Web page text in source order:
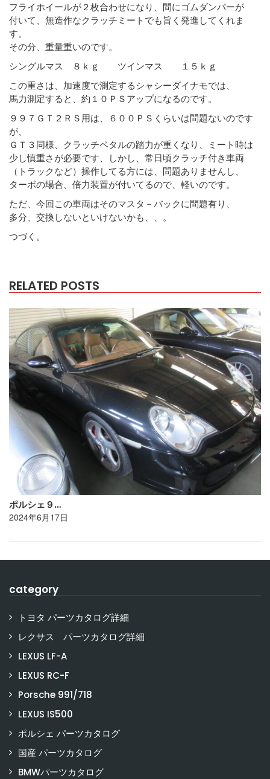
フライホイールが２枚合わせになり、間にゴムダンパーが
付いて、無造作なクラッチミートでも旨く発進してくれま
す。
その分、重量重いのです。
シングルマス ８ｋｇ ツインマス １５ｋｇ
この重さは、加速度で測定するシャシーダイナモでは、
馬力測定すると、約１０ＰＳアップになるのです。
９９７ＧＴ２ＲＳ用は、６００ＰＳくらいは問題ないのです
が、
ＧＴ３同様、クラッチペタルの踏力が重くなり、ミート時は
少し慎重さが必要です、しかし、常日頃クラッチ付き車両
（トラックなど）操作してる方には、問題ありませんし、
ターボの場合、倍力装置が付いてるので、軽いのです。
ただ、今回この車両はそのマスタ－バックに問題有り、
多分、交換しないといけないかも、、。
つづく。
RELATED POSTS
ポルシェ９…
2024年6月17日
category
トヨタ パーツカタログ詳細
レクサス パーツカタログ詳細
LEXUS LF-A
LEXUS RC-F
Porsche 991/718
LEXUS IS500
ポルシェ パーツカタログ
国産 パーツカタログ
BMWパーツカタログ